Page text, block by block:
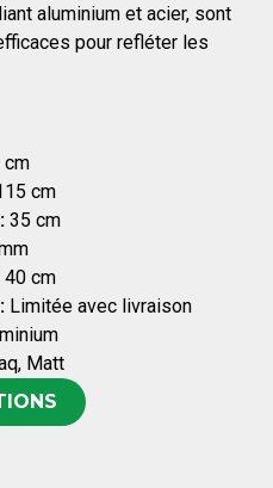
aluminium et acier, sont
pour refléter les
cm
cm
35 cm
40 cm
Limitée avec livraison
Matt